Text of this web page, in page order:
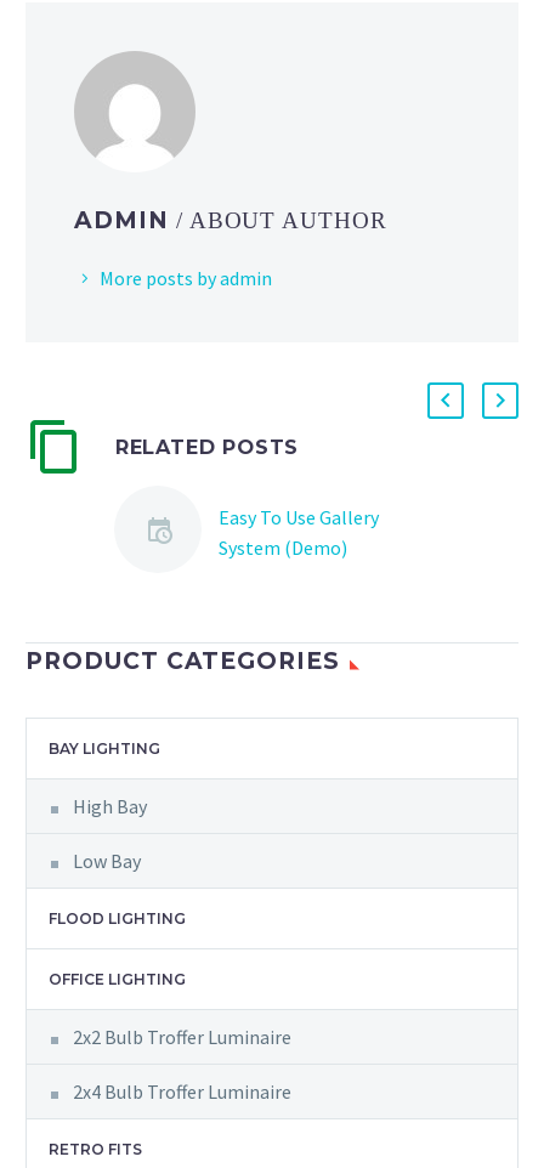
ADMIN / ABOUT AUTHOR
More posts by admin
RELATED POSTS
Easy To Use Gallery
System (Demo)
auctor aliquet. Aenean
sollicitudin, lorem quis
PRODUCT CATEGORIES
BAY LIGHTING
High Bay
Low Bay
FLOOD LIGHTING
OFFICE LIGHTING
2x2 Bulb Troffer Luminaire
2x4 Bulb Troffer Luminaire
RETRO FITS